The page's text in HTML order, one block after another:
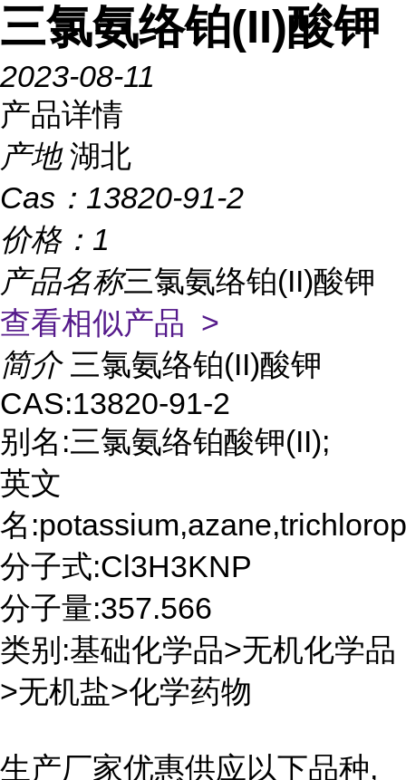
三氯氨络铂(II)酸钾
2023-08-11
产品详情
产地 湖北
Cas： 13820-91-2
价格： 1
产品名称三氯氨络铂(II)酸钾
查看相似产品 >
简介 三氯氨络铂(II)酸钾
CAS:13820-91-2
别名:三氯氨络铂酸钾(II);
英文
名
分子式:Cl3H3KNP
分子量:357.566
类别:基础化学品>无机化学品
>无机盐>化学药物
生产厂家优惠供应以下品种,